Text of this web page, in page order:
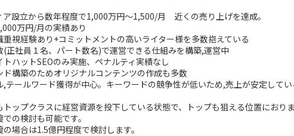
ア設立から数年程度で1,000万円～1,500/月 近くの売り上げを達成。
万円/月の実績あり
重視経験あり+コミットメントの高いライター様を多数抱えている
(正社員１名、パート数名)で運営できる仕組みを構築,運営中
トハットSEOのみ実施、ペナルティ実績なし
ド構築のためオリジナルコンテンツの作成も多数
,テールワード獲得が中心。キーワードの競争性が低いため,売上が安定して
トップクラスに経営資源を投下している状態で、トップも狙える位置におり
の検討も可能です。
場合は1.5億円程度で検討します。